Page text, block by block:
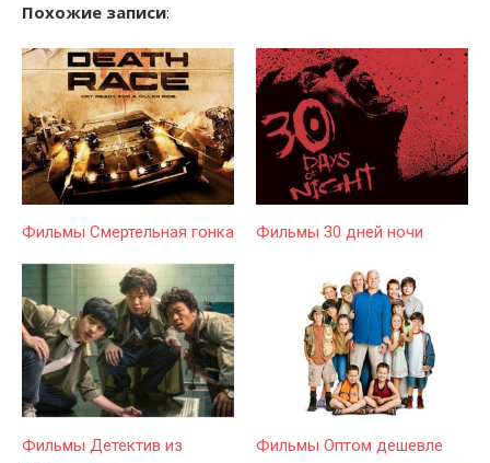
Похожие записи:
Фильмы Смертельная гонка Фильмы 30 дней ночи
Фильмы Детектив из
Фильмы Оптом дешевле